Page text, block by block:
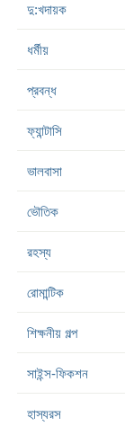
দু:খদায়ক
ধর্মীয়
প্রবন্ধ
ফ্যান্টাসি
ভালবাসা
ভৌতিক
রহস্য
রোমান্টিক
শিক্ষনীয় গল্প
সাইন্স-ফিকশন
হাস্যরস